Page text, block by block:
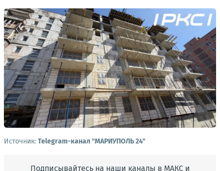
Источник: Telegram-канал "МАРИУПОЛЬ 24"
Подписывайтесь на наши каналы в МАКС и